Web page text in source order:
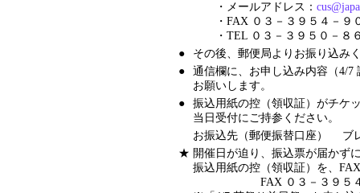
・メールアドレス：
・FAX ０３－３９５４－
・TEL ０３－３９５０－８
●
その後、郵便局よりお振り込み
●
通信欄に、お申し込み内容（4/7
お願いします。
●
振込用紙の控（領収証）がチケ
当日受付にご持参ください。
お振込先（郵便振替口座） ブ
★ 開催日が迫り、振込票が届かず
振込用紙の控（領収証）を、
FAX ０３－３９５４